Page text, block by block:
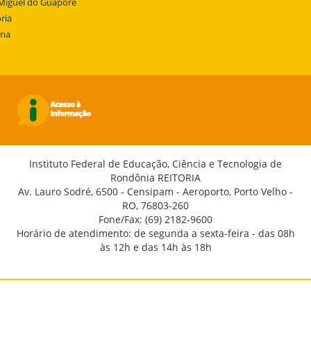
Instituto Federal de Educação, Ciência e Tecnologia de
Rondônia REITORIA
Av. Lauro Sodré, 6500 - Censipam - Aeroporto, Porto Velho -
RO, 76803-260
Fone/Fax: (69) 2182-9600
Horário de atendimento: de segunda a sexta-feira - das 08h
às 12h e das 14h às 18h